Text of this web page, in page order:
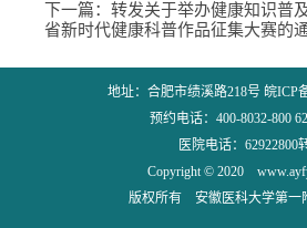
下一篇： 转发关于举办健康知识普
省新时代健康科普作品征集大赛的
地址：合肥市绩溪路218号 皖ICP
预约电话：400-8032-800
医院电话：62922800
Copyright © 2020
版权所有 安徽医科大学第一